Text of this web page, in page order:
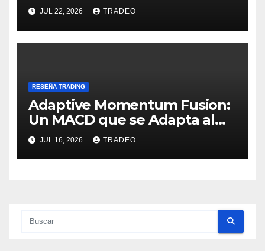
JUL 22, 2026 TRADEO
RESEÑA TRADING
Adaptive Momentum Fusion:
Un MACD que se Adapta al
Mercado
JUL 16, 2026 TRADEO